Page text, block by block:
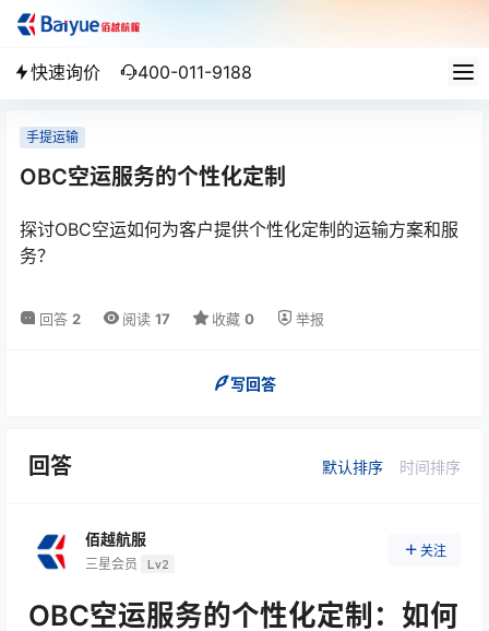
快速询价 400-011-9188
手提运输
OBC空运服务的个性化定制
探讨OBC空运如何为客户提供个性化定制的运输方案和服
务？
回答 2 阅读 17 收藏 0 举报
写回答
回答 默认排序 时间排序
佰越航服
三星会员 Lv2
关注
OBC空运服务的个性化定制：如何